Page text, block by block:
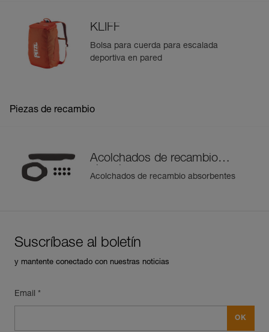
KLIFF
Bolsa para cuerda para escalada
deportiva en pared
Piezas de recambio
Acolchados de recambio
absorbentes
Acolchados de recambio absorbentes
Suscríbase al boletín
y mantente conectado con nuestras noticias
Email *